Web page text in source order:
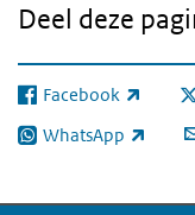
Deel deze
Facebook
(externe link)
WhatsApp
(externe link)